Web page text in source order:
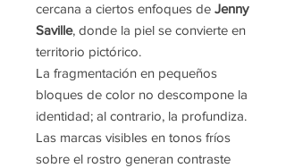
cercana a ciertos enfoques de Jenny
Saville, donde la piel se convierte en
territorio pictórico.
La fragmentación en pequeños
bloques de color no descompone la
identidad; al contrario, la profundiza.
Las marcas visibles en tonos fríos
sobre el rostro generan contraste